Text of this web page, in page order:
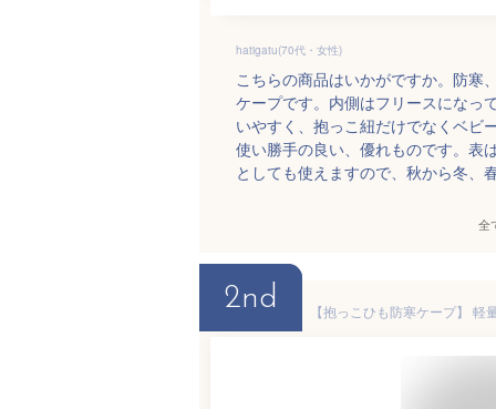
hatigatu(70代・女性)
こちらの商品はいかがですか。防寒
ケープです。内側はフリースになっ
いやすく、抱っこ紐だけでなくベビ
使い勝手の良い、優れものです。表
としても使えますので、秋から冬、
全
2nd